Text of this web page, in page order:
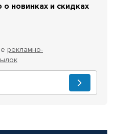
новинках и скидках
рекламно-